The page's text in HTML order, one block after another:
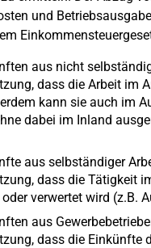
und
aus nicht
dass die Arbeit im
kann sie auch im
dabei im Inland
aus selbständiger
dass die Tätigkeit
verwertet wird (z.B.
aus
dass die Einkünfte